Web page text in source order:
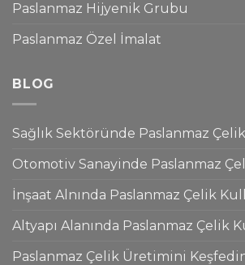
Paslanmaz Hijyenik Grubu
Paslanmaz Özel İmalat
BLOG
Sağlık Sektöründe Paslanmaz Çelik
Otomotiv Sanayinde Paslanmaz
İnşaat Alnında Paslanmaz Çelik
Altyapı Alanında Paslanmaz Çelik
Paslanmaz Çelik Üretimini